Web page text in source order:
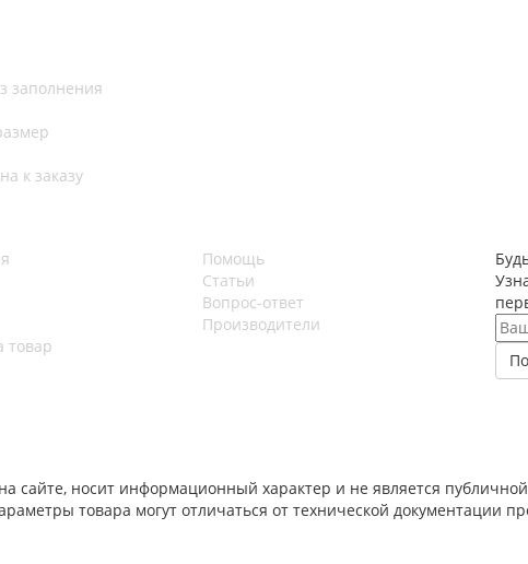
заполнения
к заказу
товар
Помощь
Статьи
Вопрос-ответ
Производители
носит информационный характер и не является
товара могут отличаться от технической